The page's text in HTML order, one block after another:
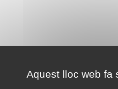
Aquest lloc web fa